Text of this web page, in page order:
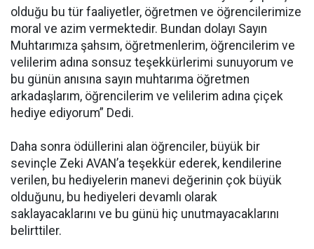
olduğu bu tür faaliyetler, öğretmen ve öğrencilerimize
moral ve azim vermektedir. Bundan dolayı Sayın
Muhtarımıza şahsım, öğretmenlerim, öğrencilerim ve
velilerim adına sonsuz teşekkürlerimi sunuyorum ve
bu günün anısına sayın muhtarıma öğretmen
arkadaşlarım, öğrencilerim ve velilerim adına çiçek
hediye ediyorum” Dedi.
Daha sonra ödüllerini alan öğrenciler, büyük bir
sevinçle Zeki AVAN’a teşekkür ederek, kendilerine
verilen, bu hediyelerin manevi değerinin çok büyük
olduğunu, bu hediyeleri devamlı olarak
saklayacaklarını ve bu günü hiç unutmayacaklarını
belirttiler.